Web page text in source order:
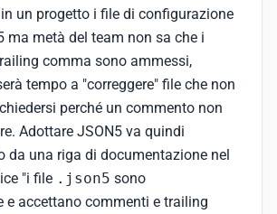
un progetto i file di configurazione
ma metà del team non sa che i
comma sono ammessi,
tempo a "correggere" file che non
perché un commento non
Adottare JSON5 va quindi
da una riga di documentazione nel
"i file .json5 sono
e accettano commenti e trailing